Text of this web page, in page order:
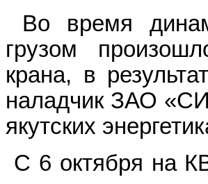
Во время
грузом
крана, в
наладчик ЗАО
якутских
С 6 октября на